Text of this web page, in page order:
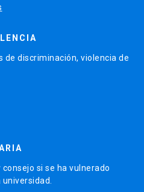
de discriminación, violencia de
si se ha vulnerado